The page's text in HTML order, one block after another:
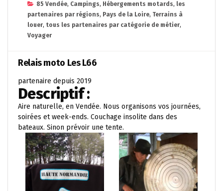
85 Vendée, Campings, Hébergements motards, les
partenaires par régions, Pays de la Loire, Terrains à
louer, tous les partenaires par catégorie de métier,
Voyager
Relais moto Les L66
partenaire depuis 2019
Descriptif:
Aire naturelle, en Vendée. Nous organisons vos journées,
soirées et week-ends. Couchage insolite dans des
bateaux. Sinon prévoir une tente.